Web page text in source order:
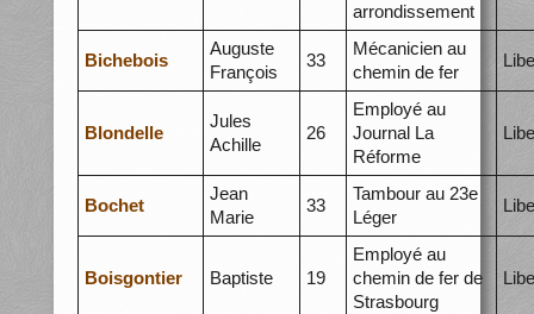
arrondissement
Bichebois
Auguste
François
33
Mécanicien au
chemin de fer
Blondelle
Jules
Achille
26
Employé au
Journal La
Réforme
Bochet
Jean
Marie
33
Tambour au 23e
Léger
Boisgontier Baptiste 19
Employé au
chemin de fer de
Strasbourg